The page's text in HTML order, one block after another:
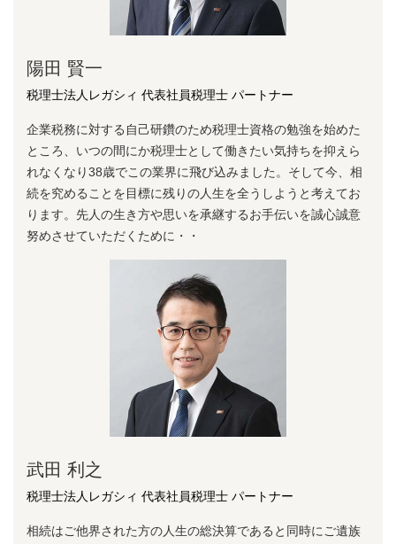
陽⽥ 賢⼀
税理士法人レガシィ 代表社員税理士 パートナー
企業税務に対する⾃⼰研鑽のため税理⼠資格の勉強を始めた
ところ、いつの間にか税理⼠として働きたい気持ちを抑えら
れなくなり38歳でこの業界に⾶び込みました。そして今、相
続を究めることを⽬標に残りの⼈⽣を全うしようと考えてお
ります。先⼈の⽣き⽅や思いを承継するお⼿伝いを誠⼼誠意
努めさせていただくために・・
武田 利之
税理士法人レガシィ 代表社員税理士 パートナー
相続はご他界された方の人生の総決算であると同時にご遺族